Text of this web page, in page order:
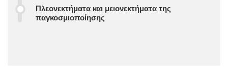
Πλεονεκτήματα και μειονεκτήματα της
παγκοσμιοποίησης